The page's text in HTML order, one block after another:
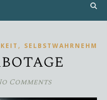
,
Comments